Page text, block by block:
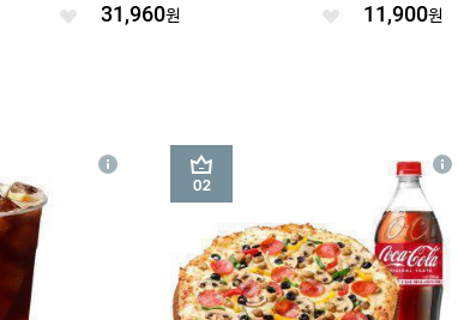
좋 31,960원 좋 11,900원
상
2
상